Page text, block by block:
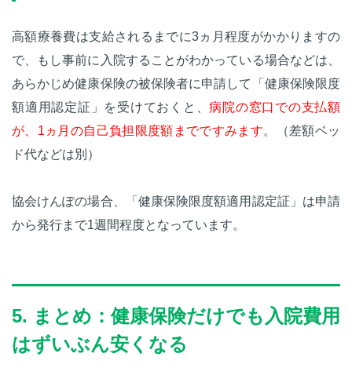
高額療養費は支給されるまでに3ヵ月程度がかかりますの
で、もし事前に入院することがわかっている場合などは、
あらかじめ健康保険の被保険者に申請して「健康保険限度
額適用認定証」を受けておくと、病院の窓口での支払額
が、1ヵ月の自己負担限度額までですみます。（差額ベッ
ド代などは別）
協会けんぽの場合、「健康保険限度額適用認定証」は申請
から発行まで1週間程度となっています。
5. まとめ：健康保険だけでも入院費用
はずいぶん安くなる